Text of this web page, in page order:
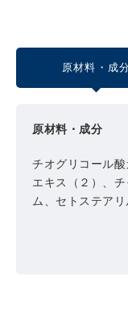
原材料・成
原材料・成分
チオグリコール
エキス（２）、
ム、セトステア
動パラフィン、